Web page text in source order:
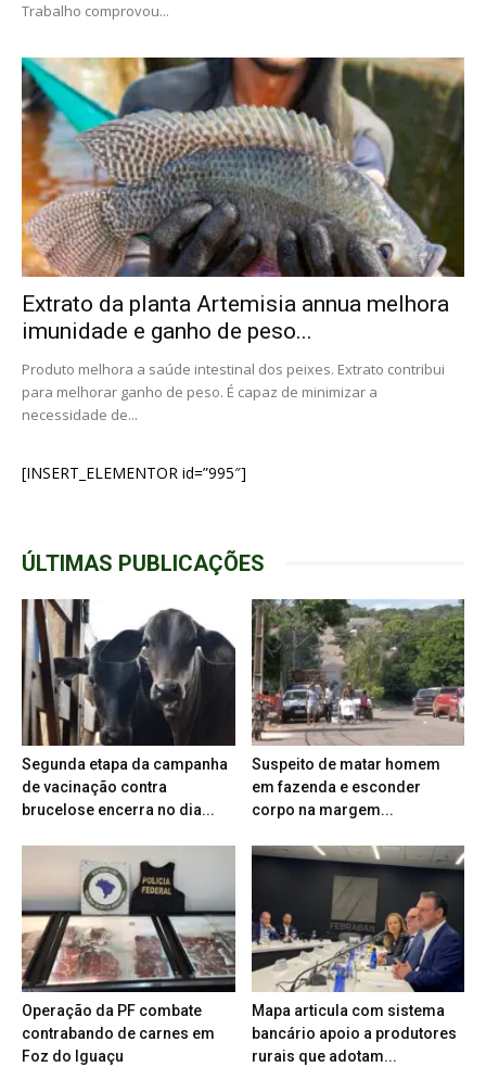
Trabalho comprovou...
Extrato da planta Artemisia annua melhora
imunidade e ganho de peso...
Produto melhora a saúde intestinal dos peixes. Extrato contribui
para melhorar ganho de peso. É capaz de minimizar a
necessidade de...
[INSERT_ELEMENTOR id=”995″]
ÚLTIMAS PUBLICAÇÕES
Segunda etapa da campanha
de vacinação contra
brucelose encerra no dia...
Suspeito de matar homem
em fazenda e esconder
corpo na margem...
Operação da PF combate
contrabando de carnes em
Foz do Iguaçu
Mapa articula com sistema
bancário apoio a produtores
rurais que adotam...